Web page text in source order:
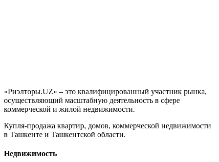
«Риэлторы.UZ» – это квалифицированный участник рынка,
осуществляющий масштабную деятельность в сфере
коммерческой и жилой недвижимости.
Купля-продажа квартир, домов, коммерческой недвижимости
в Ташкенте и Ташкентской области.
Недвижимость